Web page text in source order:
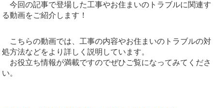
今回の記事で登場した工事やお住まいのトラブルに関連す
る動画をご紹介します！
こちらの動画では、工事の内容やお住まいのトラブルの対
処方法などをより詳しく説明しています。
お役立ち情報が満載ですのでぜひご覧になってみてくださ
い。